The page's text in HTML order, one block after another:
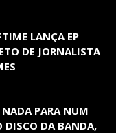
LANÇA EP
DE JORNALISTA
PARA NUM
DISCO DA BANDA,